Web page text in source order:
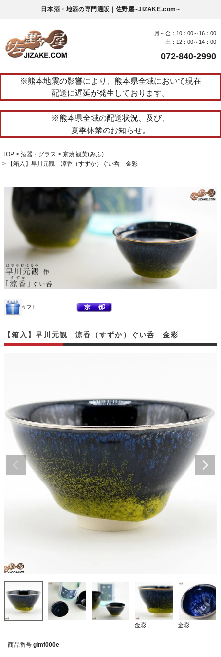
日本酒・地酒の専門通販｜佐野屋~JIZAKE.com~
月～金：10：00～16：00
土：12：00～14：00
072-840-2990
※熊本地震の影響により、熊本県全域において現在
配送に遅延が発生しております。
※熊本県全域の配送状況、及び、
夏季休業のお知らせ。
TOP 酒器・グラス
京焼 観芙(みふ)
【箱入】早川元観 涼香（すずか）ぐい呑 金彩
ギフト
【箱入】早川元観 涼香（すずか）ぐい呑 金彩
金彩 金彩
商品番号 glmf000e